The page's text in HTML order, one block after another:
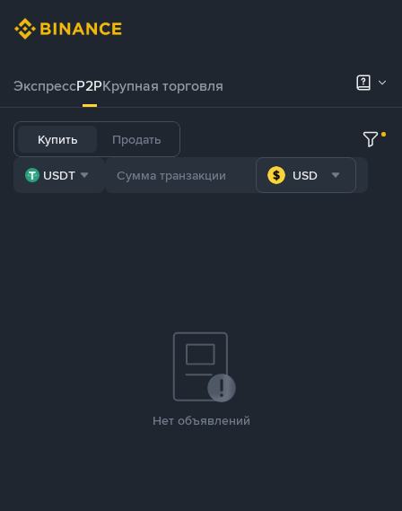
ЭкспрессP2PКрупная торговля
Купить Продать
USDT USD
Нет объявлений